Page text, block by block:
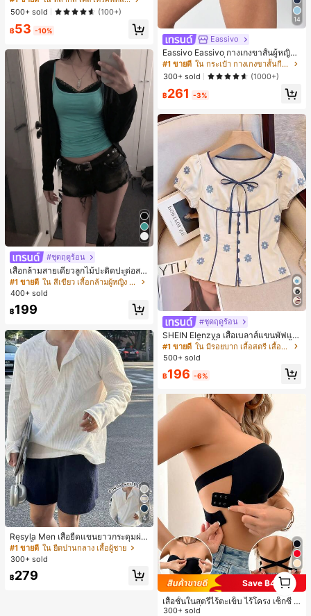
าะสำหรับ Phone 16 Pro Max, 15 Pro
Max, 14 Pro Max, เคสโทรศัพท์สไตล์เ
กาหลีและน่าสนใจ, เข้ากันได้กับ 11/12/
13/14/15/16 Pro Max Plus, ดีไซน์หรู
ขวัญในอุดมคติสำหรับคริสต์มาส, วันว
าเลนไทน์, อีสเตอร์, ฤดูแต่งงานและวันเ
กิดสำหรับแฟนสาว
500+ sold
(100+)
฿53 -10%
#ชุดฤดูร้อน
เสื้อกล้ามสายเดี่ยวลูกไม้ปะติดปะต่อสไ
ตล์เกาหลี, สุนทรียศาสตร์ Y2K, เสื้อผ้าส
ตรีทแวร์ลำลองฤดูร้อน
#1 ขายดี
ใน สีเขียว เสื้อกล้ามผู้หญิง & Camis
400+ sold
฿199
4
Resyla Men เสื้อยืดแขนยาวกระดุมผ่า
ครึ่งสีพื้นอเนกประสงค์ลำลองสำหรับผู้ช
าย
#1 ขายดี ใน ยืดปานกลาง เสื้อผู้ชาย
300+ sold
฿279
14
Eassivo
Eassivo Eassivo กางเกงขาสั้นผู้หญิงรั
น 2 ใน 1 ฤดูร้อนที่สบายและกางเกงขา
สั้นพรางแสงแดด
#1 ขายดี
ใน กระเป๋า กางเกงขาสั้นกีฬาผู้หญิง
300+ sold
(1000+)
฿261 -3%
#ชุดฤดูร้อน
SHEIN Elenzya เสื้อเบลาส์แขนพัฟแต่
งระบายสีพื้นสีน้ำเงินสำหรับผู้หญิง, เสื้อ
ครอปเข้ารูปผูกโบว์คอวีตัดกันสำหรับฤ
#1 ขายดี
ใน มีรอยบาก เสื้อสตรี เสื้อเบลาส์ & Tee
500+ sold
฿196 -6%
Save ฿4
เสื้อชั้นในสตรีไร้ตะเข็บ ไร้โครง เซ็กซี่ ด้
านข้างไม่ลื่น แผ่นรองถอดได้ ลายไขว้ห
300+ sold
1
1